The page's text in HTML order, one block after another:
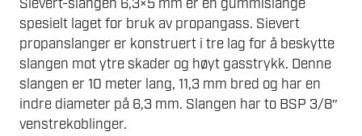
Sievert-slangen 6,3×5 mm er en gummislange
spesielt laget for bruk av propangass. Sievert
propanslanger er konstruert i tre lag for å beskytte
slangen mot ytre skader og høyt gasstrykk. Denne
slangen er 10 meter lang, 11,3 mm bred og har en
indre diameter på 6,3 mm. Slangen har to BSP 3/8″
venstrekoblinger.